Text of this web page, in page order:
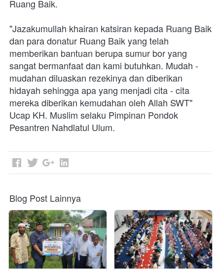
Ruang Baik.
"Jazakumullah khairan katsiran kepada Ruang Baik
dan para donatur Ruang Baik yang telah
memberikan bantuan berupa sumur bor yang
sangat bermanfaat dan kami butuhkan. Mudah -
mudahan diluaskan rezekinya dan diberikan
hidayah sehingga apa yang menjadi cita - cita
mereka diberikan kemudahan oleh Allah SWT"
Ucap KH. Muslim selaku Pimpinan Pondok
Pesantren Nahdlatul Ulum.
Blog Post Lainnya